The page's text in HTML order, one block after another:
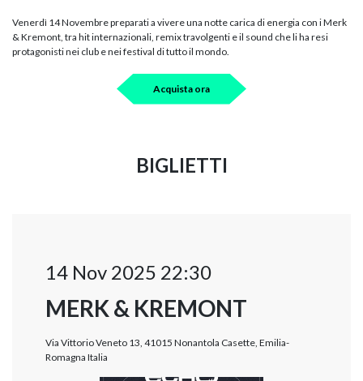
Venerdì 14 Novembre preparati a vivere una notte carica di energia con i Merk
& Kremont, tra hit internazionali, remix travolgenti e il sound che li ha resi
protagonisti nei club e nei festival di tutto il mondo.
Acquista ora
BIGLIETTI
14 Nov 2025 22:30
MERK & KREMONT
Via Vittorio Veneto 13, 41015 Nonantola Casette, Emilia-
Romagna Italia